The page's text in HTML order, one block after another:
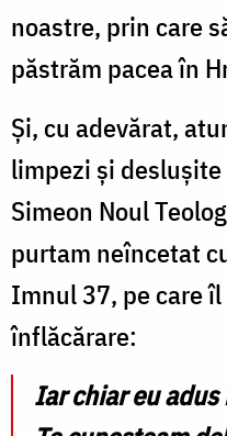
noastre, prin care
păstrăm pacea în
Și, cu adevărat,
limpezi și
Simeon Noul
purtam neîncetat
Imnul 37, pe care
înflăcărare:
Iar chiar eu